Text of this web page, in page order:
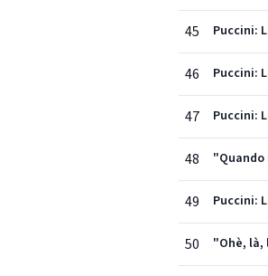
45 Puccini:
46 Puccini:
47 Puccini:
48
49 Puccini:
50 "Ohè,